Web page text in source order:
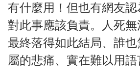
有什麼用！但也有網友
對此事應該負責。人死無
最終落得如此結局、誰
屬的悲痛、實在難以用語